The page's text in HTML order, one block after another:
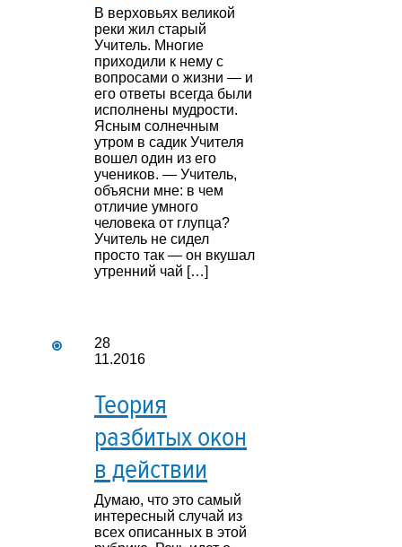
В верховьях великой
реки жил старый
Учитель. Многие
приходили к нему с
вопросами о жизни — и
его ответы всегда были
исполнены мудрости.
Ясным солнечным
утром в садик Учителя
вошел один из его
учеников. — Учитель,
объясни мне: в чем
отличие умного
человека от глупца?
Учитель не сидел
просто так — он вкушал
утренний чай […]
28
11.2016
Теория
разбитых окон
в действии
Думаю, что это самый
интересный случай из
всех описанных в этой